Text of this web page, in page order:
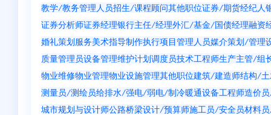
教学/教务管理人员招生/课程顾问其他职位证券/期货经纪人
证券分析师证券经理银行主任/经理外汇/基金/国债经理融资
婚礼策划服务美术指导制作执行项目管理人员媒介策划/管理
质量管理员设备管理维护计划调度员技术工程师生产主管/组
物业维修物业管理物业设施管理其他职位建筑/建造师结构/土
测量员/测绘员给排水/强电/弱电/制冷暖通设备工程师造价
城市规划与设计师公路桥梁设计/预算师施工员/安全员材料